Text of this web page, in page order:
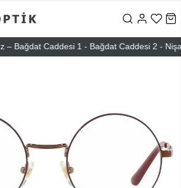
Bağdat Caddesi 1 - Bağdat Caddesi 2 -